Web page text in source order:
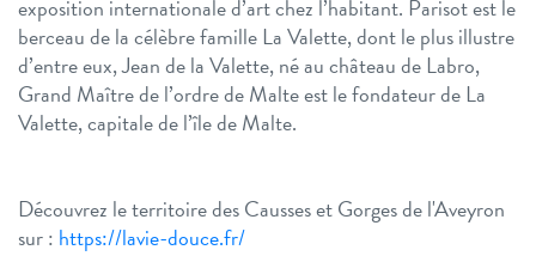
exposition internationale d’art chez l’habitant. Parisot est le
berceau de la célèbre famille La Valette, dont le plus illustre
d’entre eux, Jean de la Valette, né au château de Labro,
Grand Maître de l’ordre de Malte est le fondateur de La
Valette, capitale de l’île de Malte.
Découvrez le territoire des Causses et Gorges de l'Aveyron
sur : https://lavie-douce.fr/